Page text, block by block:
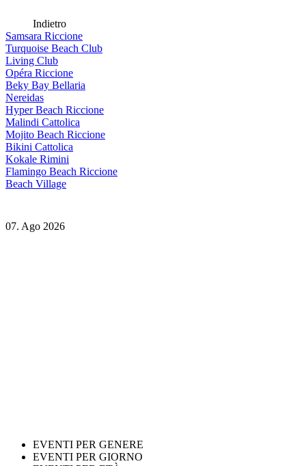
Indietro
Samsara Riccione
Turquoise Beach Club
Living Club
Opéra Riccione
Beky Bay Bellaria
Nereidas
Hyper Beach Riccione
Malindi Cattolica
Mojito Beach Riccione
Bikini Cattolica
Kokale Rimini
Flamingo Beach Riccione
Beach Village
07. Ago 2026
EVENTI PER GENERE
EVENTI PER GIORNO